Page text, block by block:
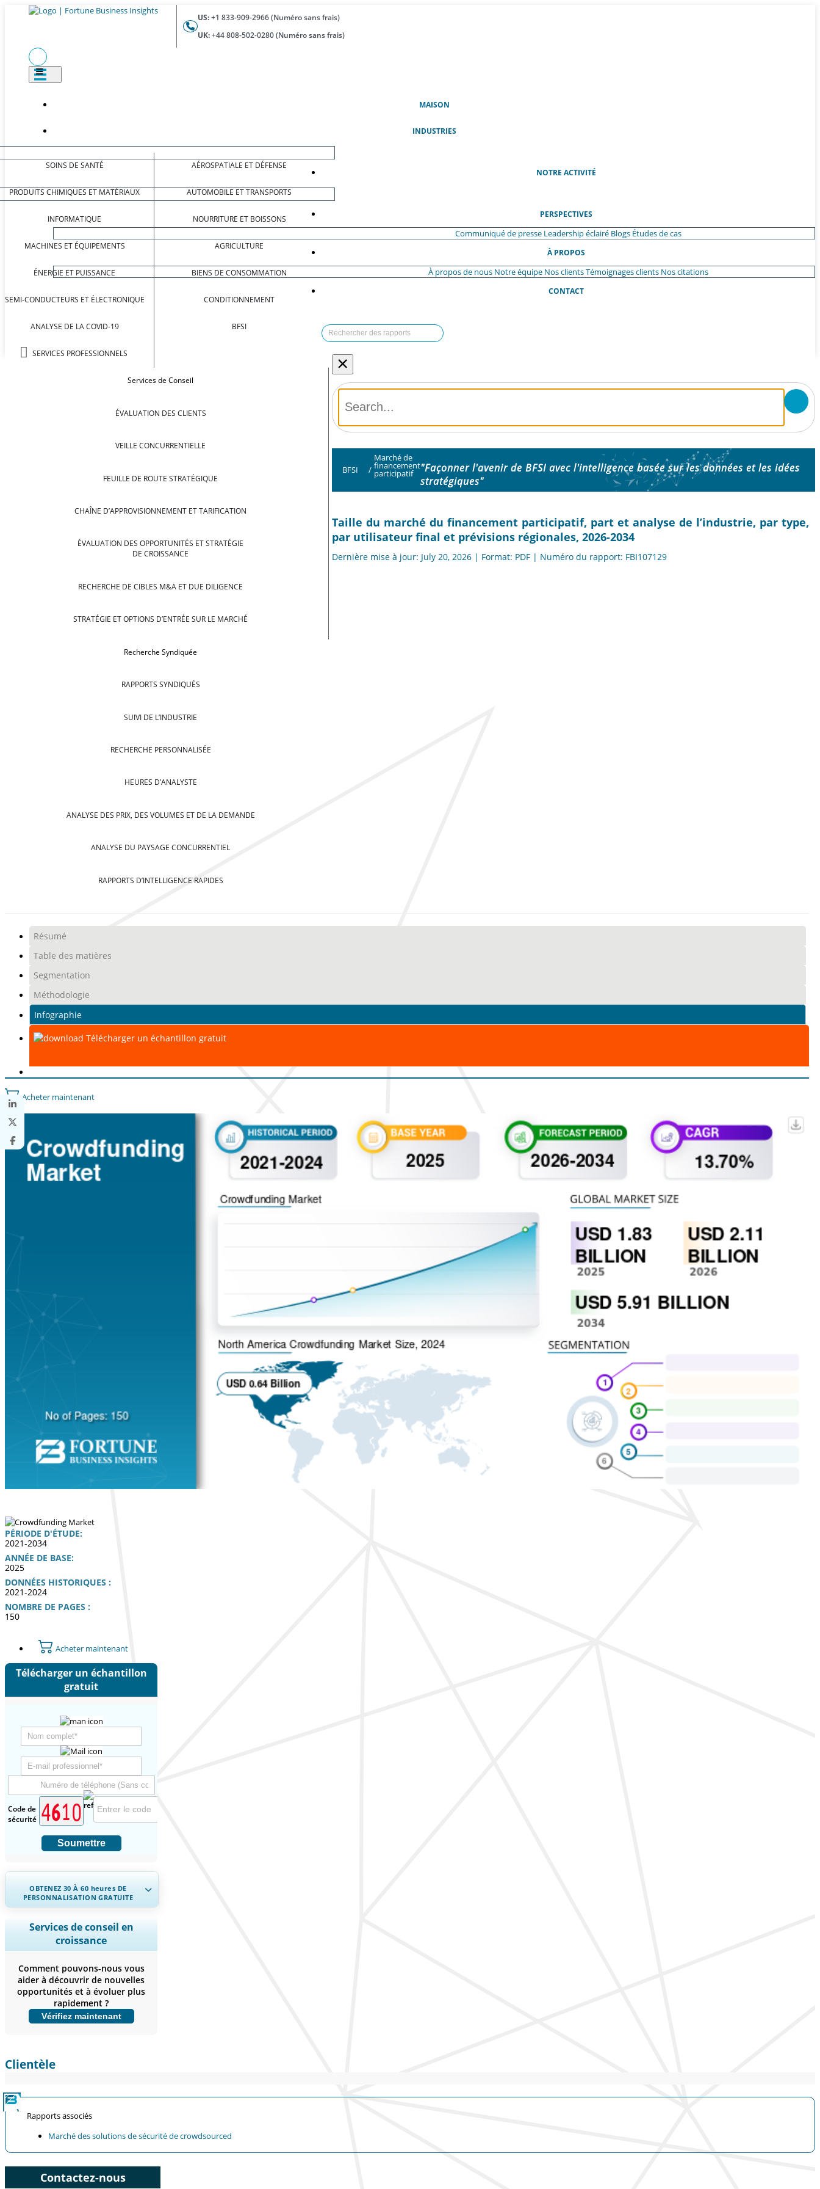
US:+1 833-909-2966 (Numéro sans frais)
UK:+44 808-502-0280 (Numéro sans frais)
MAISON(ACTUEL)
INDUSTRIES
SOINS DE SANTÉ
PRODUITS CHIMIQUES ET MATÉRIAUX
INFORMATIQUE
MACHINES ET ÉQUIPEMENTS
ÉNERGIE ET PUISSANCE
SEMI-CONDUCTEURS ET ÉLECTRONIQUE
ANALYSE DE LA COVID-19
SERVICES PROFESSIONNELS
AÉROSPATIALE ET DÉFENSE
AUTOMOBILE ET TRANSPORTS
NOURRITURE ET BOISSONS
AGRICULTURE
BIENS DE CONSOMMATION
CONDITIONNEMENT
BFSI
NOTRE ACTIVITÉ
Services de Conseil
ÉVALUATION DES CLIENTS
VEILLE CONCURRENTIELLE
FEUILLE DE ROUTE STRATÉGIQUE
CHAÎNE D’APPROVISIONNEMENT ET TARIFICATION
ÉVALUATION DES OPPORTUNITÉS ET STRATÉGIE
DE CROISSANCE
RECHERCHE DE CIBLES M&A ET DUE DILIGENCE
STRATÉGIE ET OPTIONS D’ENTRÉE SUR LE MARCHÉ
Recherche Syndiquée
RAPPORTS SYNDIQUÉS
SUIVI DE L’INDUSTRIE
RECHERCHE PERSONNALISÉE
HEURES D’ANALYSTE
ANALYSE DES PRIX, DES VOLUMES ET DE LA DEMANDE
ANALYSE DU PAYSAGE CONCURRENTIEL
RAPPORTS D’INTELLIGENCE RAPIDES
PERSPECTIVES
Communiqué de presse Leadership éclairé Blogs Études de cas
À PROPOS
À propos de nous Notre équipe Nos clientsTémoignages clients Nos citations
CONTACT
×
BFSI /
Marché de
financement
participatif
"Façonner l'avenir de BFSI avec l'intelligence basée sur les données et les idées
stratégiques"
Taille du marché du financement participatif, part et analyse de l’industrie, par type,
par utilisateur final et prévisions régionales, 2026-2034
Dernière mise à jour: July 20, 2026 | Format: PDF | Numéro du rapport: FBI107129
Résumé
Table des matières
Segmentation
Méthodologie
Infographie
Télécharger un échantillon gratuit
Acheter maintenant
PÉRIODE D'ÉTUDE:
2021-2034
ANNÉE DE BASE:
2025
DONNÉES HISTORIQUES :
2021-2024
NOMBRE DE PAGES :
150
Acheter maintenant
Télécharger un échantillon
gratuit
Code de
sécurité
Soumettre
OBTENEZ 30 À 60 heures DE
PERSONNALISATION GRATUITE
Ampliar a cobertura regional e por
país, Análise de segmentos, Perfis de
empresas, Benchmarking
usuário final.
Personnaliser maintenant
Services de conseil en
croissance
Comment pouvons-nous vous
aider à découvrir de nouvelles
opportunités et à évoluer plus
rapidement ?
Vérifiez maintenant
Clientèle
Rapports associés
Marché des solutions de sécurité de crowdsourced
Contactez-nous